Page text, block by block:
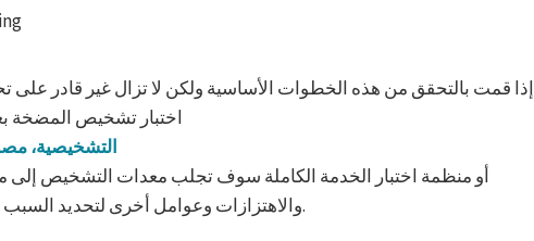
إذا قمت بالتحقق من هذه الخطوات الأساسية ولكن لا تزال غير قادر على
اختبار تشخيص المضخة
التشخيصية،
أو منظمة اختبار الخدمة الكاملة سوف تجلب معدات التشخيص إلى
والاهتزازات وعوامل أخرى لتحديد السبب الجذري لأعطال المضخات.